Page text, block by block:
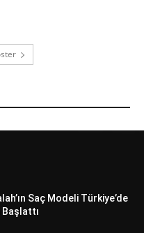
Saç Modeli Türkiye’de
Başlattı